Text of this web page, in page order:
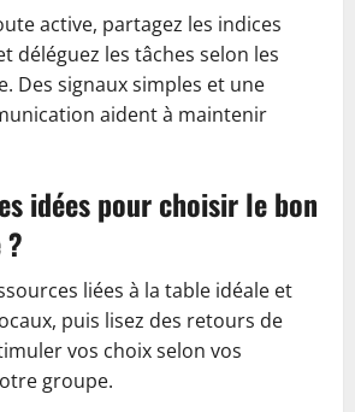
active, partagez les indices
déléguez les tâches selon les
Des signaux simples et une
aident à maintenir
idées pour choisir le bon
?
liées à la table idéale et
puis lisez des retours de
vos choix selon vos
groupe.